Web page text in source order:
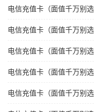
电信充值卡（面值千万别
电信充值卡（面值千万别
电信充值卡（面值千万别
电信充值卡（面值千万别
电信充值卡（面值千万别